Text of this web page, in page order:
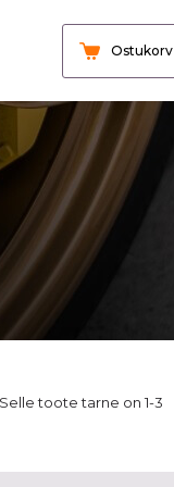
Ostukorv
Selle toote tarne on 1-3